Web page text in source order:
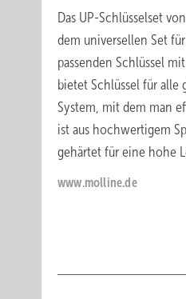
Das UP-Schlüsselset
dem universellen Set
passenden Schlüssel
bietet Schlüssel für alle
System, mit dem man
ist aus hochwertigem
gehärtet für eine hohe
www.m olline.de